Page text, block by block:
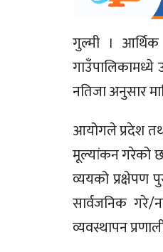
गुल्मी । आर्थिक
गाउँपालिकामध्ये
नतिजा अनुसार
आयोगले प्रदेश
मूल्यांकन गरेको
व्ययको प्रक्षेपण
सार्वजनिक गरे/
व्यवस्थापन